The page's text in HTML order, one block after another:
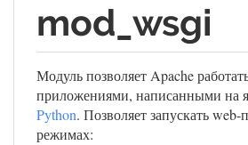
mod_wsgi
Модуль позволяет Apache
приложениями, написанными на
Python. Позволяет запускать
режимах: